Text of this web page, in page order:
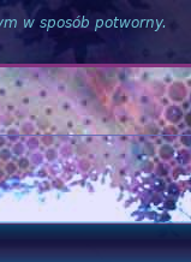
w sposób potworny.